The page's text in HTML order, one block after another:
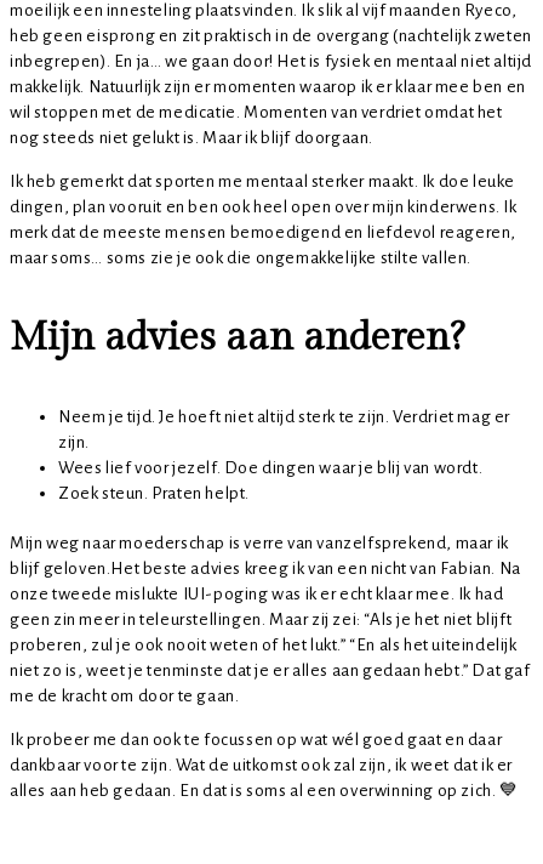
moeilijk een innesteling plaatsvinden. Ik slik al vijf maanden Ryeco,
heb geen eisprong en zit praktisch in de overgang (nachtelijk zweten
inbegrepen). En ja… we gaan door! Het is fysiek en mentaal niet altijd
makkelijk. Natuurlijk zijn er momenten waarop ik er klaar mee ben en
wil stoppen met de medicatie. Momenten van verdriet omdat het
nog steeds niet gelukt is. Maar ik blijf doorgaan.
Ik heb gemerkt dat sporten me mentaal sterker maakt. Ik doe leuke
dingen, plan vooruit en ben ook heel open over mijn kinderwens. Ik
merk dat de meeste mensen bemoedigend en liefdevol reageren,
maar soms… soms zie je ook die ongemakkelijke stilte vallen.
Mijn advies aan anderen?
Neem je tijd. Je hoeft niet altijd sterk te zijn. Verdriet mag er
zijn.
Wees lief voor jezelf. Doe dingen waar je blij van wordt.
Zoek steun. Praten helpt.
Mijn weg naar moederschap is verre van vanzelfsprekend, maar ik
blijf geloven.Het beste advies kreeg ik van een nicht van Fabian. Na
onze tweede mislukte IUI-poging was ik er echt klaar mee. Ik had
geen zin meer in teleurstellingen. Maar zij zei: “Als je het niet blijft
proberen, zul je ook nooit weten of het lukt.” “En als het uiteindelijk
niet zo is, weet je tenminste dat je er alles aan gedaan hebt.” Dat gaf
me de kracht om door te gaan.
Ik probeer me dan ook te focussen op wat wél goed gaat en daar
dankbaar voor te zijn. Wat de uitkomst ook zal zijn, ik weet dat ik er
alles aan heb gedaan. En dat is soms al een overwinning op zich. 💙